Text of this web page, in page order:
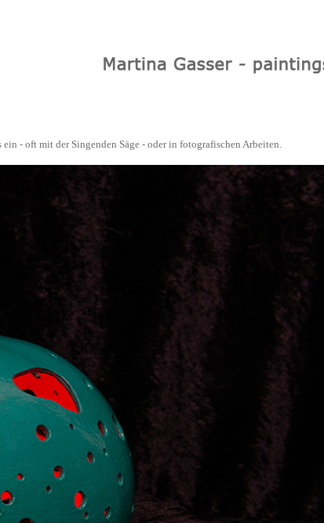
- oft mit der Singenden Säge - oder in fotografischen Arbeiten.